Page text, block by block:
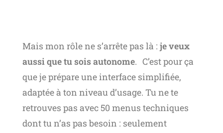
Mais mon rôle ne s’arrête pas là : je veux
aussi que tu sois autonome. C’est pour ça
que je prépare une interface simplifiée,
adaptée à ton niveau d’usage. Tu ne te
retrouves pas avec 50 menus techniques
dont tu n’as pas besoin : seulement